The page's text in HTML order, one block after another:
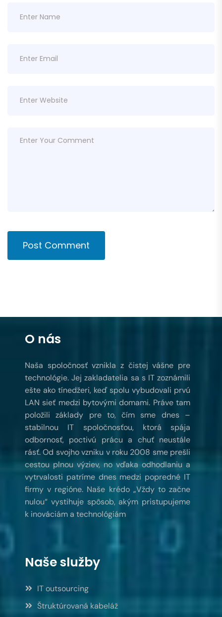
Post Comment
O nás
Naša spoločnosť vznikla z čistej vášne pre
technológie. Jej zakladatelia sa s IT zoznámili
ešte ako tínedžeri, keď spolu vybudovali prvú
LAN sieť medzi bytovými domami. Práve tam
položili základy pre to, čím sme dnes –
stabilnou IT spoločnosťou, ktorá spája
odbornosť, poctivú prácu a chuť neustále
rásť. Od svojho vzniku v roku 2008 sme prešli
cestou plnou výziev, no vďaka odhodlaniu a
vytrvalosti patríme dnes medzi popredné IT
firmy v regióne. Naše krédo „Vždy to začne
nulou“ vystihuje spôsob, akým pristupujeme
k inováciám a technológiám
Naše služby
IT outsourcing
Štruktúrovaná kabeláž